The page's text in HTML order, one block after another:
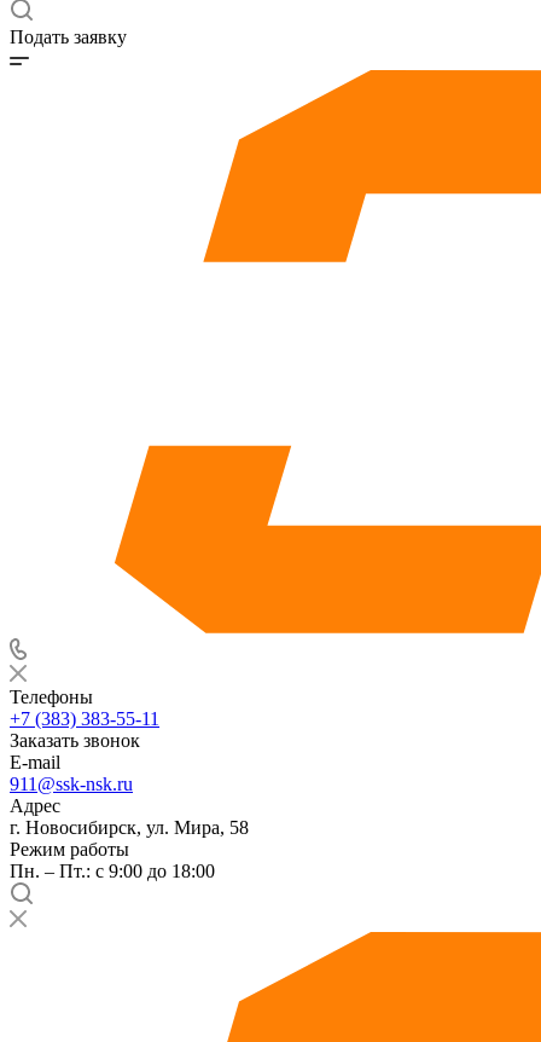
Подать заявку
Телефоны
+7 (383) 383-55-11
Заказать звонок
E-mail
911@ssk-nsk.ru
Адрес
г. Новосибирск, ул. Мира, 58
Режим работы
Пн. – Пт.: с 9:00 до 18:00